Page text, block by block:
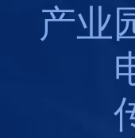
产业
电
传